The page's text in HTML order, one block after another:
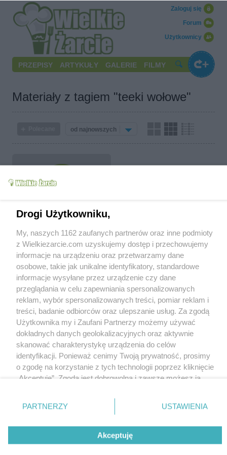
Użytkownicy
Forum
Zaloguj się
PRZEPISY ARTYKUŁY GALERIE FILMY
Materiały z tagiem "teeki wołowe"
od najnowszych
Steki grillowane z
kukurydzą w sosie
7.8k 4 0
bahus
Wersja mobilna Napisz do nas
Regulamin
Polityka cookies
Polityka prywatności Reklama
Drogi Użytkowniku,
My, naszych 1162 zaufanych partnerów oraz inne podmioty
z Wielkiezarcie.com uzyskujemy dostęp i przechowujemy
informacje na urządzeniu oraz przetwarzamy dane
osobowe, takie jak unikalne identyfikatory, standardowe
informacje wysyłane przez urządzenie czy dane
przeglądania w celu zapewniania spersonalizowanych
reklam, wybór spersonalizowanych treści, pomiar reklam i
treści, badanie odbiorców oraz ulepszanie usług. Za zgodą
Użytkownika my i Zaufani Partnerzy możemy używać
dokładnych danych geolokalizacyjnych oraz aktywnie
skanować charakterystykę urządzenia do celów
identyfikacji. Ponieważ cenimy Twoją prywatność, prosimy
o zgodę na korzystanie z tych technologii poprzez kliknięcie
„Akceptuję”. Zgoda jest dobrowolna i zawsze możesz ją
znajdujący się w lewym dolnym rogu strony
. Niektóre
rodzaje przetwarzania danych nie wymagają zgody
użytkownika, ale masz prawo sprzeciwić się takiemu
przetwarzaniu. Preferencje będą miały zastosowania tylko
na tej witrynie.
PARTNERZY USTAWIENIA
Akceptuję